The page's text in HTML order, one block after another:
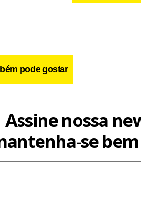
WhatsApp
LinkedIn
Twitter
X Telegram
Share
pode gostar
Assine nossa
se